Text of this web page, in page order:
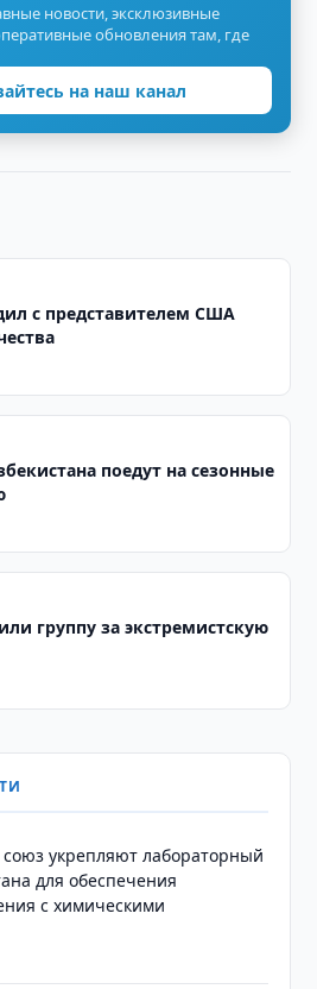
новости, эксклюзивные
обновления там, где
на наш канал
с представителем США
поедут на сезонные
группу за экстремистскую
укрепляют лабораторный
для обеспечения
с химическими